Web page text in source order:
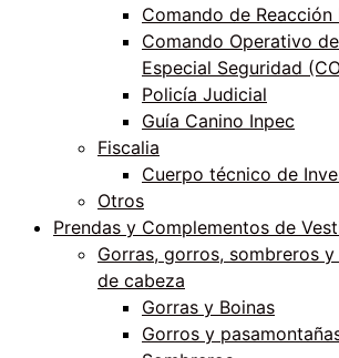
Comando de Reacción
Comando Operativo
Especial Seguridad
Policía Judicial
Guía Canino Inpec
Fiscalia
Cuerpo técnico de
Otros
Prendas y Complementos de
Gorras, gorros, sombreros
de cabeza
Gorras y Boinas
Gorros y